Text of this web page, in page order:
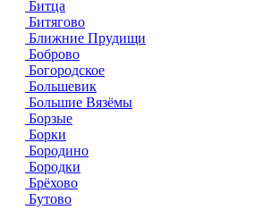
Битца
Битягово
Ближние Прудищи
Боброво
Богородское
Большевик
Большие Вязёмы
Борзые
Борки
Бородино
Бородки
Брёхово
Бутово